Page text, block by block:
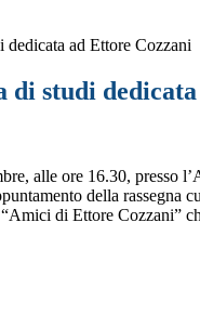
dedicata ad Ettore Cozzani
di studi
alle ore 16.30, presso
della rassegna
di Ettore Cozzani”